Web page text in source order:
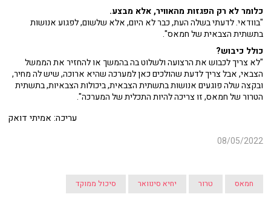
כלומר לא רק הפגזות מהאוויר, אלא מבצע.
"בוודאי. לדעתי בשלה העת, כבר לא היום, אלא שלשום, לפגוע אנושות
בתשתית הצבאית של חמאס".
כולל כיבוש?
"לא צריך לכבוש את הרצועה ולשלוט בה בהמשך או להחזיר את הממשל
הצבאי, אבל צריך לדעת שהולכים כאן למערכה שהיא ארוכה, שיש לה מחיר,
ובקצה שלה פוגעים אנושות בתשתית הצבאית, ביכולות הצבאיות, בתשתית
הטרור של חמאס, זו צריכה להיות התכלית של המערכה".
עריכה: אמיתי דואק
08/05/2022
חמאס טרור יחיא סינוואר סיכול ממוקד